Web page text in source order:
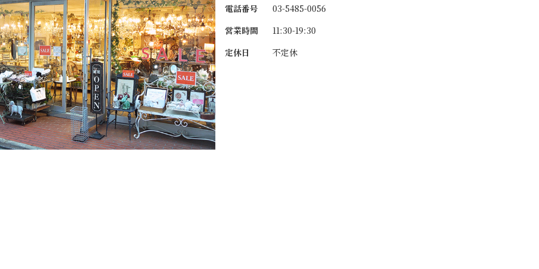
電話番号
03-5485-0056
営業時間
11:30-19:30
定休日
不定休